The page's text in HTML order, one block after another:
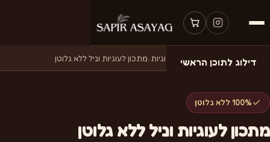
דילוג לתוכן הראשי
דף הבית›מתכונים ›מתכונים לעוגיות›מתכון לעוגיות וניל ללא גלוטן
100% ללא גלוטן
מתכון לעוגיות וניל ללא גלוטן